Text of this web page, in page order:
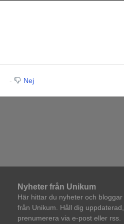
Nej
Nyheter från Unikum
Här hittar du nyheter och bloggar
från Unikum. Håll dig uppdaterad,
prenumerera via e-post eller rss.